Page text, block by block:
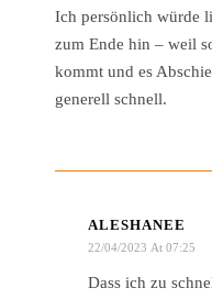
Ich persönlich würde
zum Ende hin – weil
kommt und es
generell schnell.
ALESHANEE
22/04/2023 At 07:25
Dass ich zu